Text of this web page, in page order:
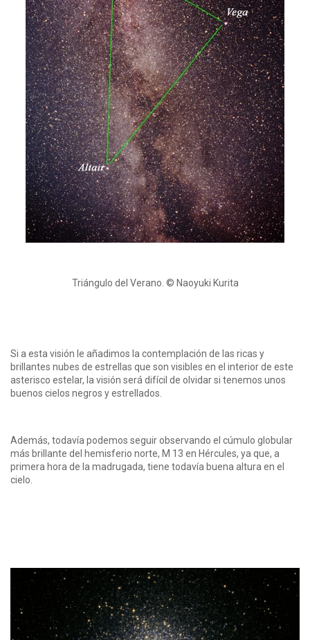
Triángulo del Verano. © Naoyuki Kurita
Si a esta visión le añadimos la contemplación de las ricas y
brillantes nubes de estrellas que son visibles en el interior de este
asterisco estelar, la visión será difícil de olvidar si tenemos unos
buenos cielos negros y estrellados.
Además, todavía podemos seguir observando el cúmulo globular
más brillante del hemisferio norte, M 13 en Hércules, ya que, a
primera hora de la madrugada, tiene todavía buena altura en el
cielo.